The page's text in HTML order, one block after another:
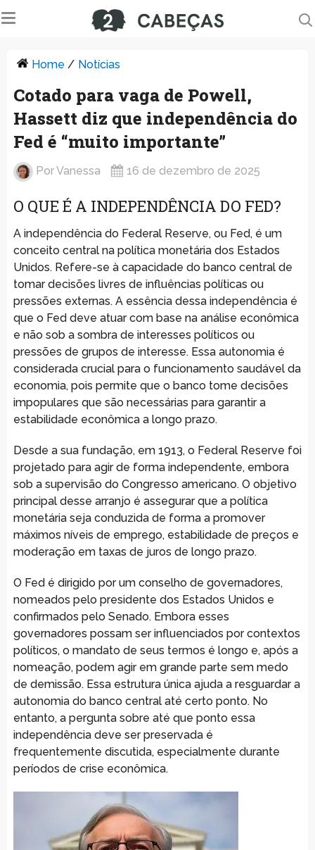
Home / Notícias
Cotado para vaga de Powell,
Hassett diz que independência do
Fed é “muito importante”
PorVanessa 16 de dezembro de 2025
O QUE É A INDEPENDÊNCIA DO FED?
A independência do Federal Reserve, ou Fed, é um
conceito central na política monetária dos Estados
Unidos. Refere-se à capacidade do banco central de
tomar decisões livres de influências políticas ou
pressões externas. A essência dessa independência é
que o Fed deve atuar com base na análise econômica
e não sob a sombra de interesses políticos ou
pressões de grupos de interesse. Essa autonomia é
considerada crucial para o funcionamento saudável da
economia, pois permite que o banco tome decisões
impopulares que são necessárias para garantir a
estabilidade econômica a longo prazo.
Desde a sua fundação, em 1913, o Federal Reserve foi
projetado para agir de forma independente, embora
sob a supervisão do Congresso americano. O objetivo
principal desse arranjo é assegurar que a política
monetária seja conduzida de forma a promover
máximos níveis de emprego, estabilidade de preços e
moderação em taxas de juros de longo prazo.
O Fed é dirigido por um conselho de governadores,
nomeados pelo presidente dos Estados Unidos e
confirmados pelo Senado. Embora esses
governadores possam ser influenciados por contextos
políticos, o mandato de seus termos é longo e, após a
nomeação, podem agir em grande parte sem medo
de demissão. Essa estrutura única ajuda a resguardar a
autonomia do banco central até certo ponto. No
entanto, a pergunta sobre até que ponto essa
independência deve ser preservada é
frequentemente discutida, especialmente durante
períodos de crise econômica.